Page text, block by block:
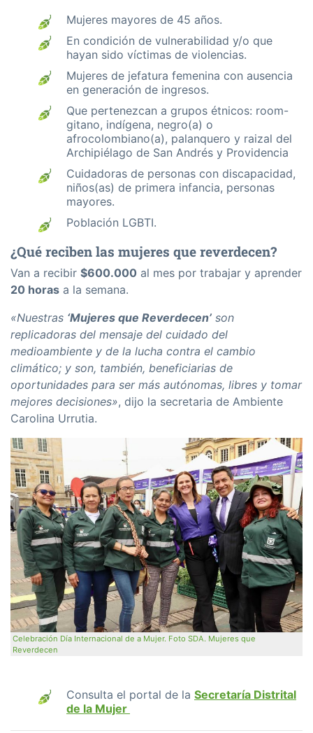
Mujeres mayores de 45 años.
En condición de vulnerabilidad y/o que
hayan sido víctimas de violencias.
Mujeres de jefatura femenina con ausencia
en generación de ingresos.
Que pertenezcan a grupos étnicos: room-
gitano, indígena, negro(a) o
afrocolombiano(a), palanquero y raizal del
Archipiélago de San Andrés y Providencia
Cuidadoras de personas con discapacidad,
niños(as) de primera infancia, personas
mayores.
Población LGBTI.
¿Qué reciben las mujeres que reverdecen?
Van a recibir $600.000 al mes por trabajar y aprender
20 horas a la semana.
«Nuestras ‘Mujeres que Reverdecen’ son
replicadoras del mensaje del cuidado del
medioambiente y de la lucha contra el cambio
climático; y son, también, beneficiarias de
oportunidades para ser más autónomas, libres y tomar
mejores decisiones», dijo la secretaria de Ambiente
Carolina Urrutia.
Celebración Día Internacional de a Mujer. Foto SDA. Mujeres que
Reverdecen
Consulta el portal de la Secretaría Distrital
de la Mujer